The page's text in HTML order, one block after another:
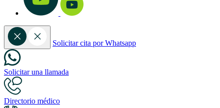
Solicitar cita por Whatsapp
Solicitar una llamada
Directorio médico